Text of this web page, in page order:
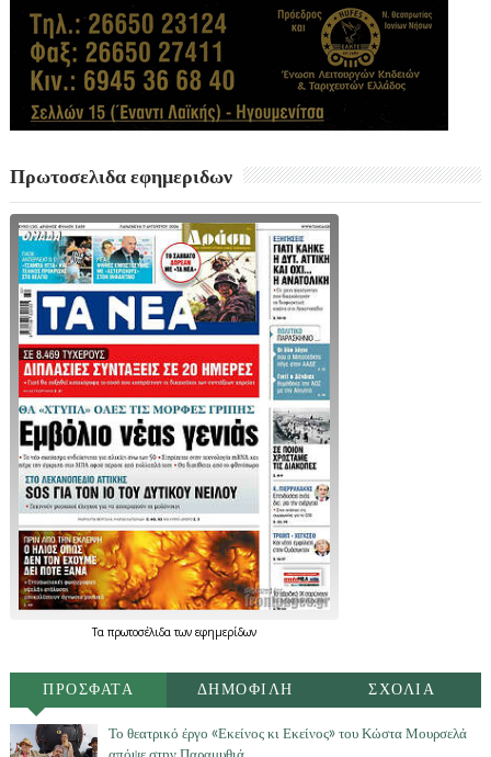
Πρωτοσελιδα εφημεριδων
Τα πρωτοσέλιδατων εφημερίδων
ΠΡΟΣΦΑΤΑ ΔΗΜΟΦΙΛΗ ΣΧΟΛΙΑ
Το θεατρικό έργο «Εκείνος κι Εκείνος» του Κώστα Μουρσελά